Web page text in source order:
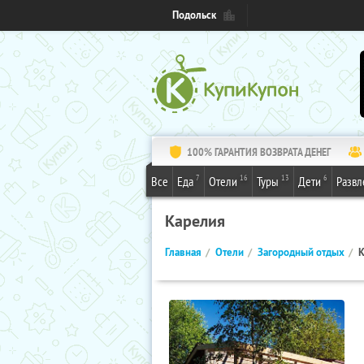
Подольск
100% ГАРАНТИЯ ВОЗВРАТА ДЕНЕГ
Все Еда 7 Отели 16 Туры 13 Дети 6
Карелия
Главная Отели Загородный отдых